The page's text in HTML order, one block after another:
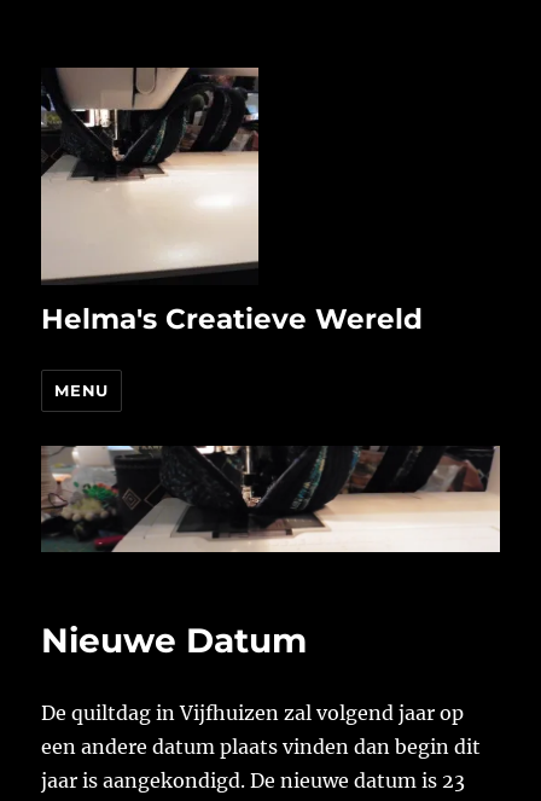
Helma's Creatieve Wereld
MENU
Nieuwe Datum
De quiltdag in Vijfhuizen zal volgend jaar op
een andere datum plaats vinden dan begin dit
jaar is aangekondigd. De nieuwe datum is 23